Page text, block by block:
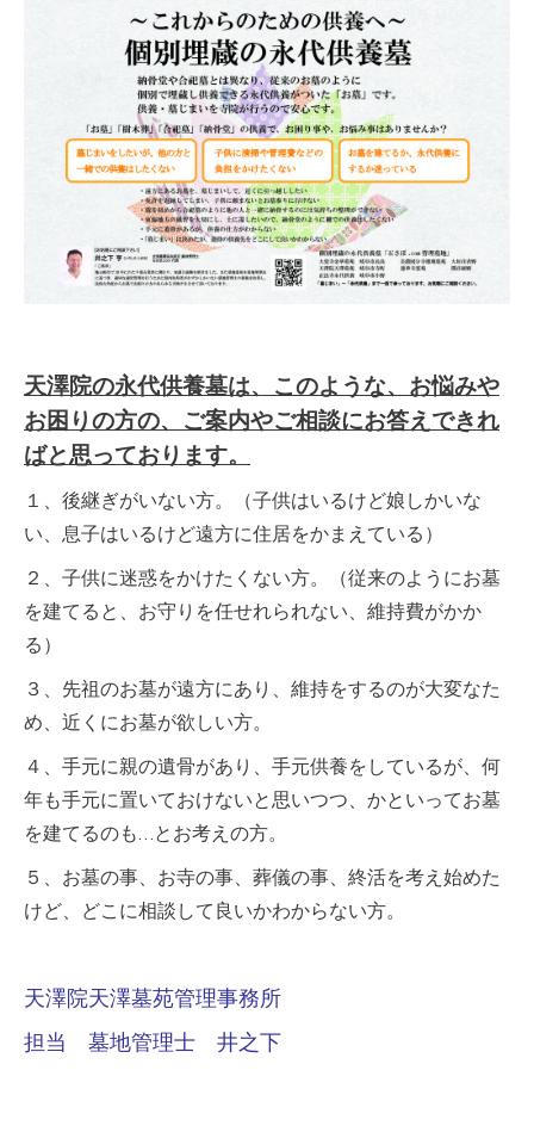
天澤院の永代供養墓は、このような、お悩みや
お困りの方の、ご案内やご相談にお答えできれ
ばと思っております。
１、後継ぎがいない方。（子供はいるけど娘しかいな
い、息子はいるけど遠方に住居をかまえている）
２、子供に迷惑をかけたくない方。（従来のようにお墓
を建てると、お守りを任せれられない、維持費がかか
る）
３、先祖のお墓が遠方にあり、維持をするのが大変なた
め、近くにお墓が欲しい方。
４、手元に親の遺骨があり、手元供養をしているが、何
年も手元に置いておけないと思いつつ、かといってお墓
を建てるのも…とお考えの方。
５、お墓の事、お寺の事、葬儀の事、終活を考え始めた
けど、どこに相談して良いかわからない方。
天澤院天澤墓苑管理事務所
担当 墓地管理士 井之下